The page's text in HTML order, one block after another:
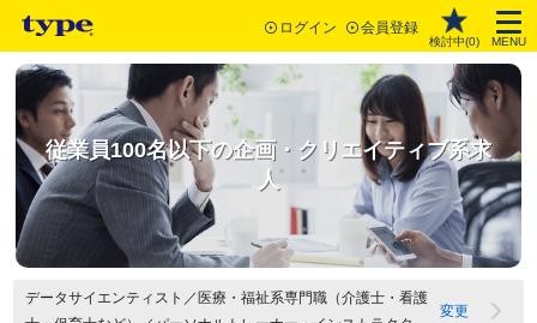
ログイン 会員登録
検討中(0) MENU
従業員100名以下の企画・クリエイティブ系求
人
データサイエンティスト／医療・福祉系専門職（介護士・看護
変更